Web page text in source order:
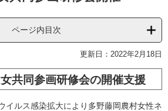
ページ内目次
更新日：2022年2月18日
共同参画研修会の開催支援
イルス感染拡大により多野藤岡農村女性ネ